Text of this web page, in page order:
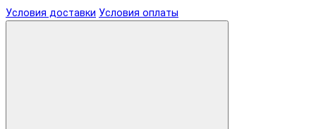
Условия доставки Условия оплаты